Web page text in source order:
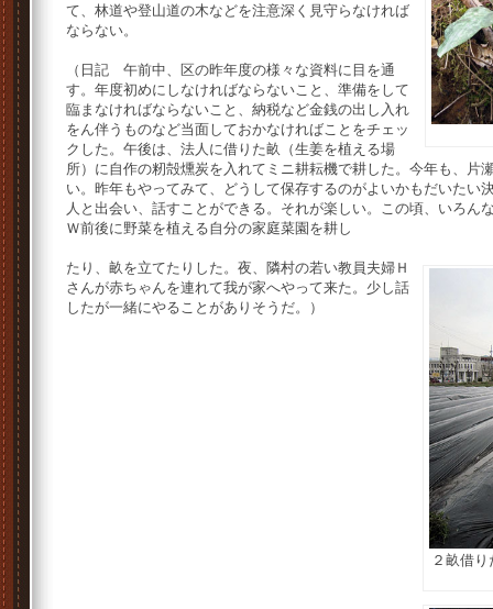
て、林道や登山道の木などを注意深く見守らなければ
ならない。
（日記 午前中、区の昨年度の様々な資料に目を通
す。年度初めにしなければならないこと、準備をして
臨まなければならないこと、納税など金銭の出し入れ
をん伴うものなど当面しておかなければことをチェッ
クした。午後は、法人に借りた畝（生姜を植える場
所）に自作の籾殻燻炭を入れてミニ耕耘機で耕した。今年も、片
い。昨年もやってみて、どうして保存するのがよいかもだいたい
人と出会い、話すことができる。それが楽しい。この頃、いろん
Ｗ前後に野菜を植える自分の家庭菜園を耕し
２畝借
たり、畝を立てたりした。夜、隣村の若い教員夫婦Ｈ
さんが赤ちゃんを連れて我が家へやって来た。少し話
したが一緒にやることがありそうだ。）